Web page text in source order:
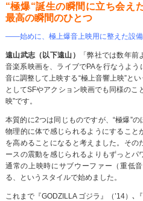
“極爆“誕生の瞬間に立ち会え
最高の瞬間のひとつ
――始めに、極上爆音上映用に整えた設備
遠山武志（以下遠山）
「弊社では数年
音楽系映画を、ライブでPAを行なうよ
音に調整して上映する“極上音響上映”と
としてSFやアクション映画でも同様のこ
映”です。
本質的に2つは同じものですが、“極爆”
物理的に体で感じられるようにするこ
を高めることになると考えました。そ
ースの震動を感じられるよりもずっとパ
通常の上映時にサブウーファー（重低
る、というスタイルで始めました。
これまで『GODZILLA ゴジラ』（’14）､